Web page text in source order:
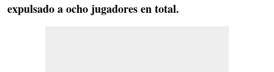
expulsado a ocho jugadores en total.